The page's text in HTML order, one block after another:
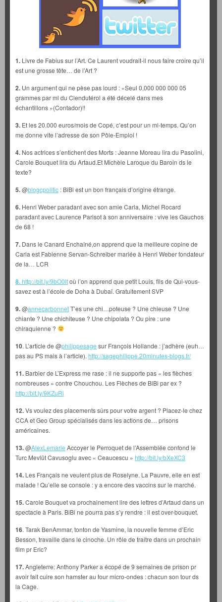
1. Livre de Fabius sur l’Art. Ce Laurent voudrait-il nous faire croire qu’il
est une grosse tête… de l’Art ?
2. Un argument qui ne pèse pas lourd : «Seul 0,000 000 000 05
grammes par ml du Clendutérol a été décelé dans mes
échantillons »(Contador)!!
3. Et les 20.000 euros/mois de Copé, c’est pour un mi-temps. Qu’on
me donne vite l’adresse de son Pôle-Emploi !
4. Nos actrices s’entichent des Morts : Jeanne Moreau lira du Pasolini,
Carole Bouquet lira du Artaud.Et Michèle Laroque du Baroin ds le
texte?
5.@blogcpolitic : BiBi est un bon français d’origine étrange.
6. Henri Weber paradant avec son amie Carla, Michel Rocard
paradant avec Laurence Parisot à son anniversaire : vive les Gauchos
de 68 !
7. Dans le Canard Enchaîné,on apprend que la meilleure copine de
Carla est Fabienne Servan-Schreiber mariée à Henri Weber fondateur
de la… LCR
8.http://bit.ly/9bO0ltoù l’on apprend que petit Louis, fils de Qui-vous-
savez est à l’école de Doha à Dubaï. Gratuitement SVP
9.@annecarbonnetT’es une chi…poteuse ? Une chieuse ? Une
chiante ? Une chichiteuse ? Une chipolata ? Ou pire : une
chiraquienne ?
10. L’article de @philippesage sur François Hollande : j’adhère (euh…
pas au PS mais à l’article). http://sagephilippe.20minutes-blogs.fr/
11. Barbier de L’Express me rase : il ne supporte pas « les flèches
nombreuses » contre Chouchou. Les Flèches de BiBi par ex ?
http://bit.ly/9KZuRi
12.Vs voulez des placements sûrs pour votre argent ? Placez-le chez
CCA et Geo Group spécialisés dans les actions de… prisons
américaines.
13.@AlexLemarie Accoyer le Perroquet de l’Assemblée confond le
Turc Mevlüt Cavusoglu avec « Ceaucescu » http://bit.ly/bXeXC3
14. Les Français ne veulent plus de Roselyne. La Pauvre, elle en est
malade ! Qu’elle se console : y a encore des vaccins sur le marché.
15.Carole Bouquet va prochainement lire des lettres d’Artaud dans un
spectacle à Paris. BiBi ne pourra pas s’y rendre : il est over-bouquet.
16. Tarak BenAmmar, tonton de Yasmine, la nouvelle femme d’Eric
Besson, travaille dans le cinoche. Un rôle de traitre dans un prochain
film pr Eric?
17.Angleterre: Anthony Parker a écopé de 9 semaines de prison pr
avoir fait cuire son hamster au four micro-ondes : chacun son tour ds
la Cage.